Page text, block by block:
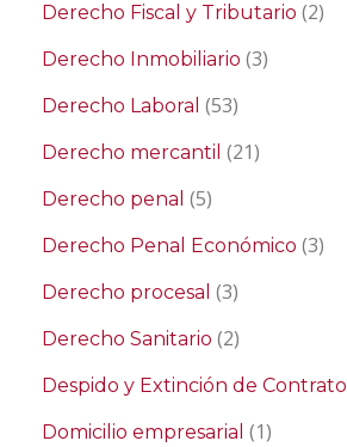
Derecho Fiscal y Tributario (2)
Derecho Inmobiliario (3)
Derecho Laboral (53)
Derecho mercantil (21)
Derecho penal (5)
Derecho Penal Económico (3)
Derecho procesal (3)
Derecho Sanitario (2)
Despido y Extinción de Contrato
Domicilio empresarial (1)